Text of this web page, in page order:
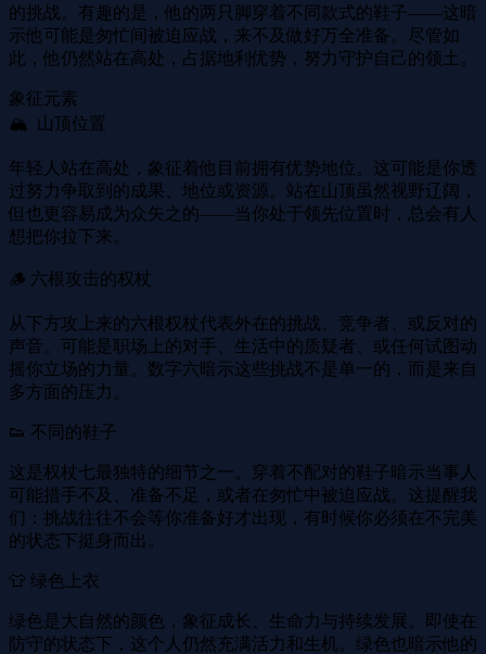
的挑战。有趣的是，他的两只脚穿着不同款式的鞋子——这暗
示他可能是匆忙间被迫应战，来不及做好万全准备。尽管如
此，他仍然站在高处，占据地利优势，努力守护自己的领土。
象征元素
🏔 ️ 山顶位置
年轻人站在高处，象征着他目前拥有优势地位。这可能是你透
过努力争取到的成果、地位或资源。站在山顶虽然视野辽阔，
但也更容易成为众矢之的——当你处于领先位置时，总会有人
想把你拉下来。
🪵 六根攻击的权杖
从下方攻上来的六根权杖代表外在的挑战、竞争者、或反对的
声音。可能是职场上的对手、生活中的质疑者、或任何试图动
摇你立场的力量。数字六暗示这些挑战不是单一的，而是来自
多方面的压力。
👟 不同的鞋子
这是权杖七最独特的细节之一。穿着不配对的鞋子暗示当事人
可能措手不及、准备不足，或者在匆忙中被迫应战。这提醒我
们：挑战往往不会等你准备好才出现，有时候你必须在不完美
的状态下挺身而出。
👕 绿色上衣
绿色是大自然的颜色，象征成长、生命力与持续发展。即使在
防守的状态下，这个人仍然充满活力和生机。绿色也暗示他的